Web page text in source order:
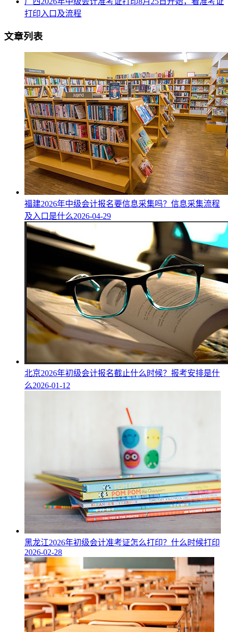
打印入口及流程
文章列表
福建2026年中级会计报名要信息采集吗？信息采集流程
及入口是什么2026-04-29
北京2026年初级会计报名截止什么时候？报考安排是什
么2026-01-12
黑龙江2026年初级会计准考证怎么打印？什么时候打印
2026-02-28